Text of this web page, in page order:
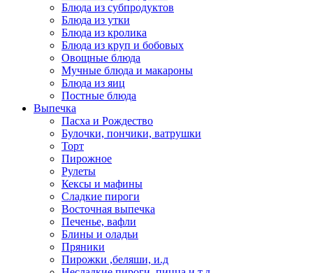
Блюда из субпродуктов
Блюда из утки
Блюда из кролика
Блюда из круп и бобовых
Овощные блюда
Мучные блюда и макароны
Блюда из яиц
Постные блюда
Выпечка
Пасха и Рождество
Булочки, пончики, ватрушки
Торт
Пирожное
Рулеты
Кексы и мафины
Сладкие пироги
Восточная выпечка
Печенье, вафли
Блины и оладьи
Пряники
Пирожки ,беляши, и.д